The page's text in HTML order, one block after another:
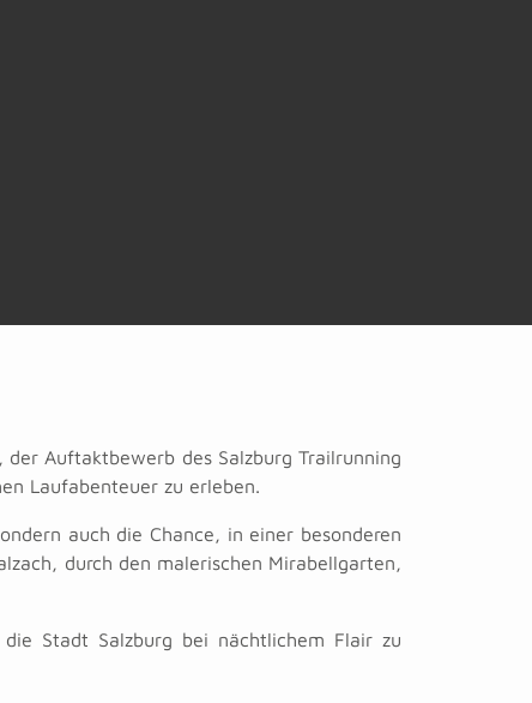
Auftaktbewerb des Salzburg Trailrunning
Laufabenteuer zu erleben.
auch die Chance, in einer besonderen
durch den malerischen Mirabellgarten,
Stadt Salzburg bei nächtlichem Flair zu